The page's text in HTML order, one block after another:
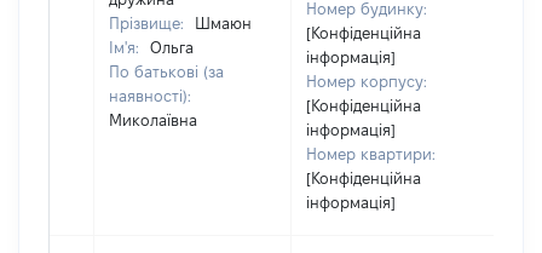
Прізвище:
Шмаюн
Ім'я:
Ольга
По батькові (за
наявності):
Миколаївна
Номер будинку:
[Конфіденційна
інформація]
Номер корпусу:
[Конфіденційна
інформація]
Номер квартири:
[Конфіденційна
інформація]